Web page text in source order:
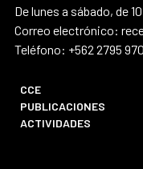
De lunes a sábado, de
Correo electrónico:
Teléfono: +562 2795
CCE
PUBLICACIONES
ACTIVIDADES